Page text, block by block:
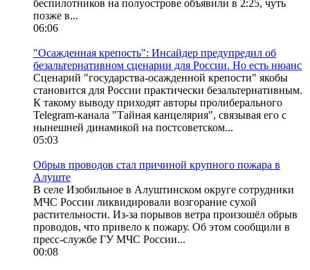
беспилотников на полуострове объявили в 2:25, чуть
позже в...
06:06
"Осажденная крепость": Инсайдер предупредил об
безальтернативном сценарии для России. Но есть нюанс
Сценарий "государства-осажденной крепости" якобы
становится для России практически безальтернативным.
К такому выводу приходят авторы пролиберального
Telegram-канала "Тайная канцелярия", связывая его с
нынешней динамикой на постсоветском...
05:03
Обрыв проводов стал причиной крупного пожара в
Алуште
В селе Изобильное в Алуштинском округе сотрудники
МЧС России ликвидировали возгорание сухой
растительности. Из-за порывов ветра произошёл обрыв
проводов, что привело к пожару. Об этом сообщили в
пресс-службе ГУ МЧС России...
00:08